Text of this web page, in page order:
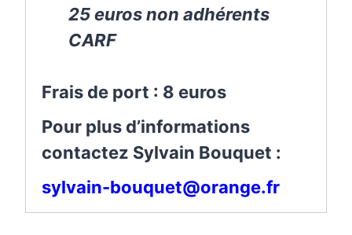
25 euros non adhérents
CARF
Frais de port : 8 euros
Pour plus d’informations
contactez Sylvain Bouquet :
sylvain-bouquet@orange.fr